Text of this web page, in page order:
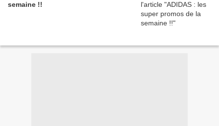
semaine !!